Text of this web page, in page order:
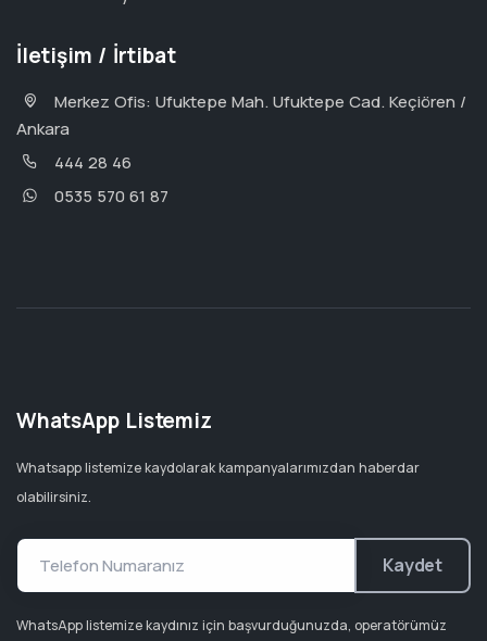
İletişim / İrtibat
Merkez Ofis: Ufuktepe Mah. Ufuktepe Cad. Keçiören /
Ankara
444 28 46
0535 570 61 87
WhatsApp Listemiz
Whatsapp listemize kaydolarak kampanyalarımızdan haberdar
olabilirsiniz.
Kaydet
WhatsApp listemize kaydınız için başvurduğunuzda, operatörümüz